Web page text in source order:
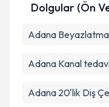
Dolgular (Ön
Adana Beyazlatma
Adana Kanal
Adana 20'lik Diş